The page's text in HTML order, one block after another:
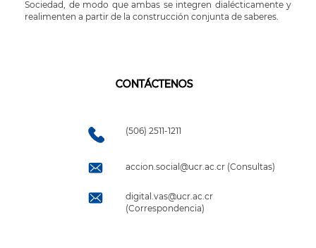
Sociedad, de modo que ambas se integren dialécticamente y
realimenten a partir de la construcción conjunta de saberes.
CONTÁCTENOS
(506) 2511-1211
accion.social@ucr.ac.cr (Consultas)
digital.vas@ucr.ac.cr
(Correspondencia)